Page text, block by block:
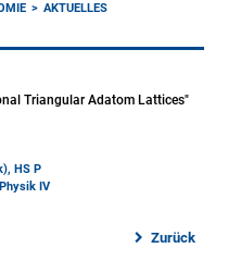
AKTUELLES
Triangular Adatom Lattices"
, HS P
IV
Zurück